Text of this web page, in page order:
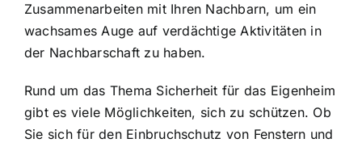
Zusammenarbeiten mit Ihren Nachbarn, um ein
wachsames Auge auf verdächtige Aktivitäten in
der Nachbarschaft zu haben.
Rund um das Thema Sicherheit für das Eigenheim
gibt es viele Möglichkeiten, sich zu schützen. Ob
Sie sich für den Einbruchschutz von Fenstern und